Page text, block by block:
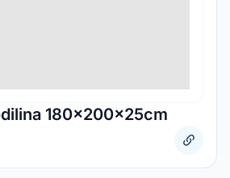
180x200x25cm